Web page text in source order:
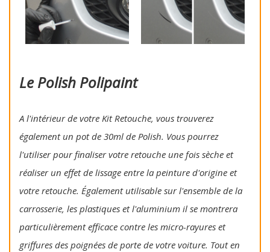
Le Polish Polipaint
A l'intérieur de votre Kit Retouche, vous trouverez
également un pot de 30ml de Polish. Vous pourrez
l'utiliser pour finaliser votre retouche une fois sèche et
réaliser un effet de lissage entre la peinture d'origine et
votre retouche. Également utilisable sur l'ensemble de la
carrosserie, les plastiques et l'aluminium il se montrera
particulièrement efficace contre les micro-rayures et
griffures des poignées de porte de votre voiture. Tout en